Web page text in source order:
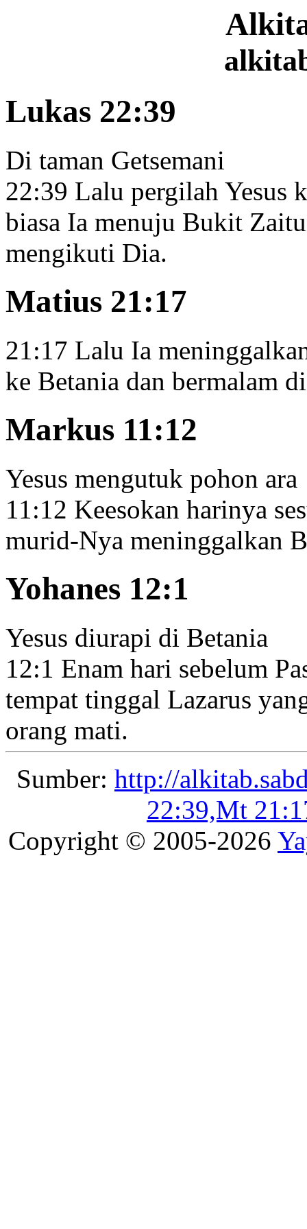
Lukas 22:39
Di taman Getsemani
22:39 Lalu pergilah Yesus
biasa Ia menuju Bukit
mengikuti Dia.
Matius 21:17
21:17 Lalu Ia
ke Betania dan bermalam
Markus 11:12
Yesus mengutuk pohon ara
11:12 Keesokan harinya
murid-Nya meninggalkan
Yohanes 12:1
Yesus diurapi di Betania
12:1 Enam hari sebelum
tempat tinggal Lazarus
orang mati.
Sumber: http://
22:39,Mt
Copyright © 2005-2026